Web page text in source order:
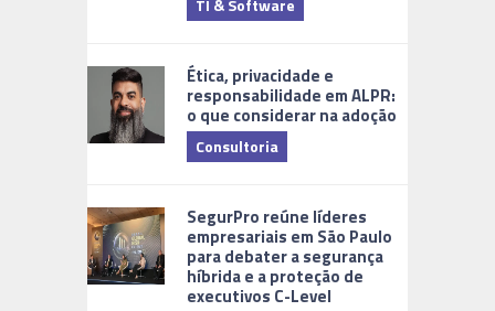
TI & Software
Ética, privacidade e
responsabilidade em ALPR:
o que considerar na adoção
Consultoria
SegurPro reúne líderes
empresariais em São Paulo
para debater a segurança
híbrida e a proteção de
executivos C-Level